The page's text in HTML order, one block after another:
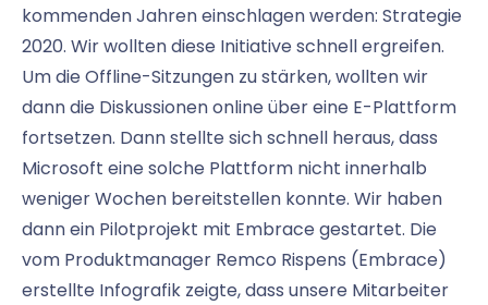
kommenden Jahren einschlagen werden: Strategie
2020. Wir wollten diese Initiative schnell ergreifen.
Um die Offline-Sitzungen zu stärken, wollten wir
dann die Diskussionen online über eine E-Plattform
fortsetzen. Dann stellte sich schnell heraus, dass
Microsoft eine solche Plattform nicht innerhalb
weniger Wochen bereitstellen konnte. Wir haben
dann ein Pilotprojekt mit Embrace gestartet. Die
vom Produktmanager Remco Rispens (Embrace)
erstellte Infografik zeigte, dass unsere Mitarbeiter